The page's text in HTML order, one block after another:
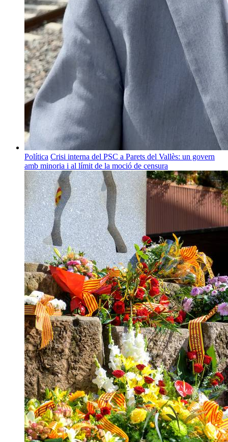
Política Crisi interna del PSC a Parets del Vallès: un govern
amb minoria i al límit de la moció de censura